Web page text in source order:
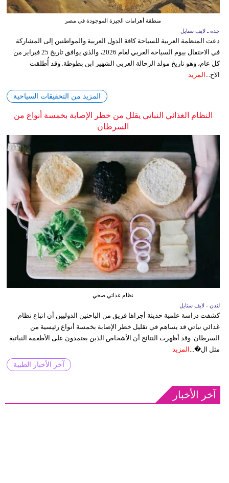
منطقة أهرامات الجيزة الموجودة في مصر
جدة ـ لايف ستايل
دعت المنظمة العربية للسياحة كافة الدول العربية والمواطنين إلى المشاركة
في الاحتفال بيوم السياحة العربي لعام 2026، والذي يوافق تاريخ 25 فبراير من
كل عام، وهو تاريخ مولد الرحالة العربي الشهير ابن بطوطة. وقد أُطلقت
الاح... المزيد
المزيد من التحقيقات السياحية
النظام الغذائي النباتي يقلل من خطر الإصابة بخمسة أنواع من
السرطان
نظام غذائي صحي
لندن - لايف ستايل
كشفت دراسة علمية حديثة أجراها فريق من الباحثين الدوليين أن اتباع نظام
غذائي نباتي قد يساهم في تقليل خطر الإصابة بخمسة أنواع رئيسية من
السرطان. وقد أظهرت النتائج أن الأشخاص الذين يعتمدون على الأطعمة النباتية
مثل ال�...
المزيد
آخر الأخبار الطبية
آخر الأخبار